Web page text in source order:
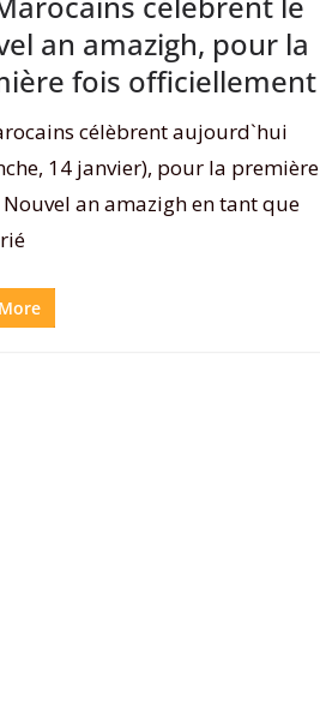
an amazigh, pour la
fois officiellement
célèbrent aujourd`hui
14 janvier), pour la première
an amazigh en tant que